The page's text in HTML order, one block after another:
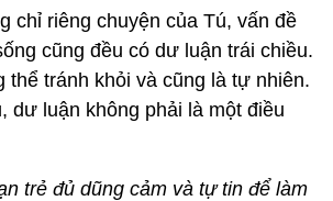
chỉ riêng chuyện của Tú, vấn đề
cũng đều có dư luận trái chiều.
thể tránh khỏi và cũng là tự nhiên.
dư luận không phải là một điều
trẻ đủ dũng cảm và tự tin để làm